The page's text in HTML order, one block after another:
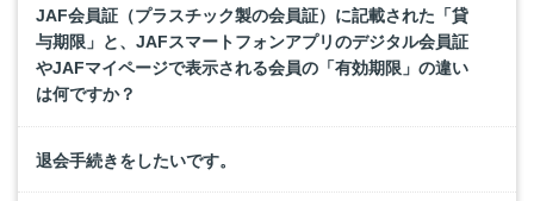
JAF会員証（プラスチック製の会員証）に記載された「貸
与期限」と、JAFスマートフォンアプリのデジタル会員証
やJAFマイページで表示される会員の「有効期限」の違い
は何ですか？
退会手続きをしたいです。